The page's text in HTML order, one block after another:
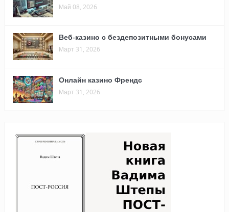
Май 08, 2026
Веб-казино с бездепозитными бонусами
Март 31, 2026
Онлайн казино Френдс
Март 31, 2026